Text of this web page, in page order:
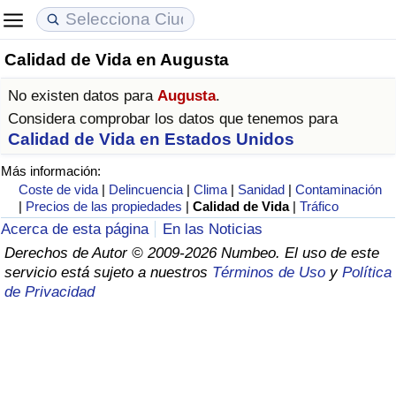
Calidad de Vida en Augusta
No existen datos para Augusta.
Considera comprobar los datos que tenemos para
Calidad de Vida en Estados Unidos
Más información:
Coste de vida | Delincuencia |Clima | Sanidad |Contaminación
| Precios de las propiedades |Calidad de Vida |Tráfico
Acerca de esta página
En las Noticias
Derechos de Autor © 2009-2026 Numbeo. El uso de este
servicio está sujeto a nuestros Términos de Uso y Política
de Privacidad
Coste de vida
Índice de Costo de Vida (Actual)
Índice de Costo de Vida
Índice de costo de vida por país
en aqaba
Precios de las propiedades
Índice de Precios de Inmuebles (Actual)
Índice de Precios de Inmuebles
Índice de Precios de Inmuebles por País
Calidad de Vida
Índice de Calidad de Vida
Índice de Calidad de Vida (Actual)
Índice de calidad de vida por país
Delincuencia
Calificación del Índice de Criminalidad